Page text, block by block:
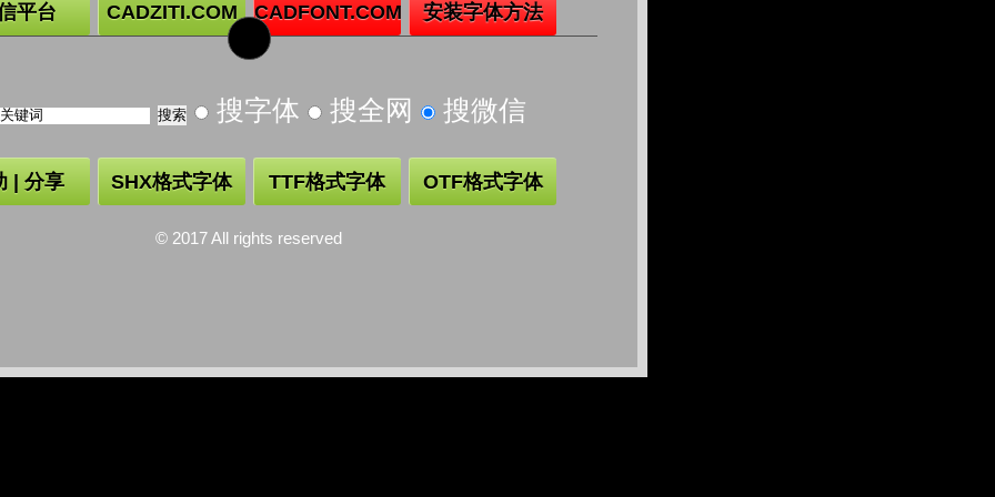
平台 CADZITI.COM CADFONT.COM 安装字体方法
搜字体 搜全网 搜微信
| 分享 SHX格式字体 TTF格式字体 OTF格式字体
© 2017 All rights reserved